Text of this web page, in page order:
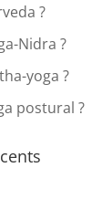
?
Nidra ?
yoga ?
postural ?